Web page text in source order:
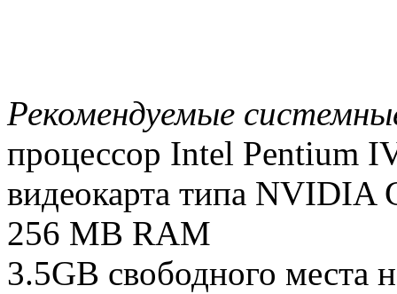
Рекомендуемые
процессор Intel Pentium
видеокарта типа NVIDIA
256 MB RAM
3.5GB свободного места